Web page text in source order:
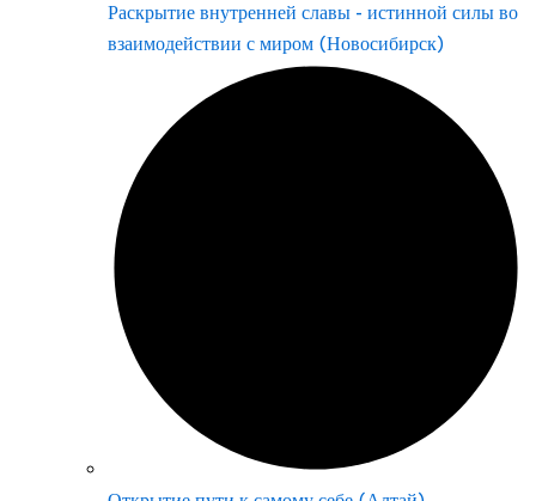
Раскрытие внутренней славы - истинной силы во
взаимодействии с миром (Новосибирск)